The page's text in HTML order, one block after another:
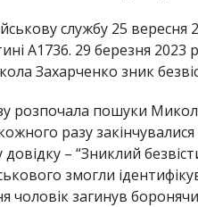
службу 25
А1736. 29 березня
Захарченко зник
розпочала пошуки
разу
– “Зниклий
змогли
чоловік загинув боронячи